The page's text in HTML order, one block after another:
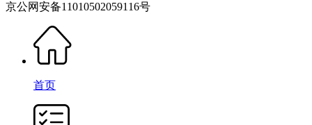
京公网安备11010502059116号
首页